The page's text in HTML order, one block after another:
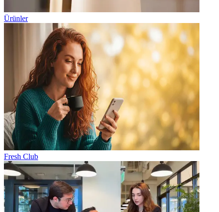
Ürünler
Fresh Club